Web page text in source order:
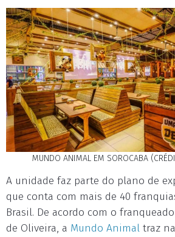
MUNDO ANIMAL EM SOROCABA
A unidade faz parte do plano de
que conta com mais de 40
Brasil. De acordo com o
de Oliveira, a Mundo Animal traz